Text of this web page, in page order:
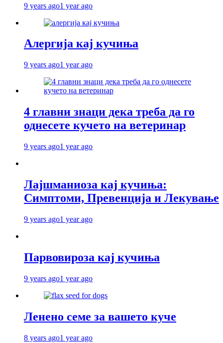
9 years ago1 year ago
Алергија кај кучиња
9 years ago1 year ago
4 главни знаци дека треба да го
однесете кучето на ветеринар
9 years ago1 year ago
Лајшманиоза кај кучиња:
Симптоми, Превенција и Лекување
9 years ago1 year ago
Парвовироза кај кучиња
9 years ago1 year ago
Ленено семе за вашето куче
8 years ago1 year ago